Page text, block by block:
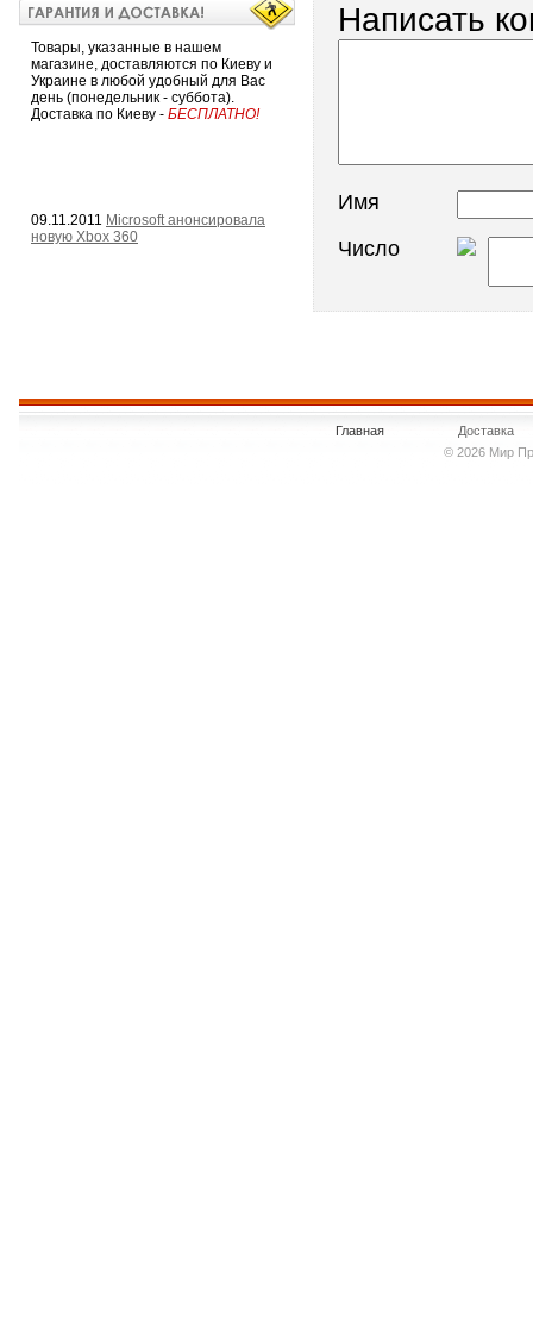
Товары, указанные в нашем
магазине, доставляются по Киеву и
Украине в любой удобный для Вас
день (понедельник - суббота).
Доставка по Киеву - БЕСПЛАТНО!
09.11.2011 Microsoft анонсировала
новую Xbox 360
Написать
Имя
Число
Главная
Доставка
© 2026 Мир